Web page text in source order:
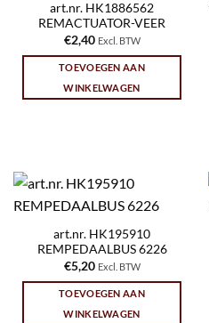
art.nr. HK1886562
REMACTUATOR-VEER
€2,40 Excl. BTW
TOEVOEGEN AAN
WINKELWAGEN
art.nr. HK195910
REMPEDAALBUS 6226
€5,20 Excl. BTW
TOEVOEGEN AAN
WINKELWAGEN